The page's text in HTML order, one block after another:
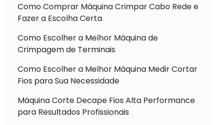
Como Comprar Máquina Crimpar Cabo Rede e
Fazer a Escolha Certa
Como Escolher a Melhor Máquina de
Crimpagem de Terminais
Como Escolher a Melhor Máquina Medir Cortar
Fios para Sua Necessidade
Máquina Corte Decape Fios Alta Performance
para Resultados Profissionais